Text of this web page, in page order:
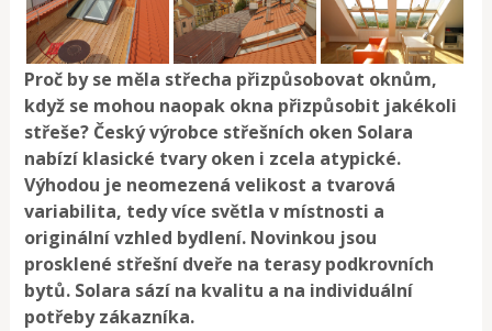
Proč by se měla střecha přizpůsobovat oknům,
když se mohou naopak okna přizpůsobit jakékoli
střeše? Český výrobce střešních oken Solara
nabízí klasické tvary oken i zcela atypické.
Výhodou je neomezená velikost a tvarová
variabilita, tedy více světla v místnosti a
originální vzhled bydlení. Novinkou jsou
prosklené střešní dveře na terasy podkrovních
bytů. Solara sází na kvalitu a na individuální
potřeby zákazníka.